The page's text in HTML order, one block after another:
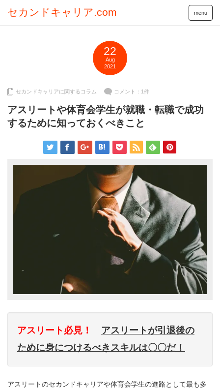
セカンドキャリア.com menu
22
Aug
2021
セカンドキャリアに関するコラム コメント：1件
アスリートや体育会学生が就職・転職で成功
するために知っておくべきこと
アスリート必見！
アスリートが引退後の
ために身につけるべきスキルは〇〇だ！
アスリートのセカンドキャリアや体育会学生の進路として最も多